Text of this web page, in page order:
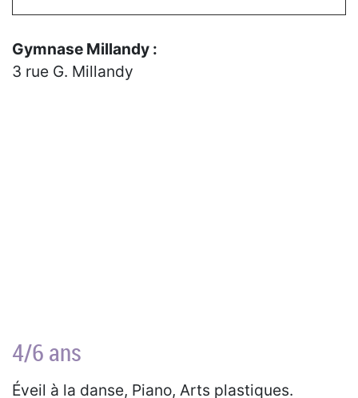
Gymnase Millandy :
3 rue G. Millandy
4/6 ans
Éveil à la danse, Piano, Arts plastiques.